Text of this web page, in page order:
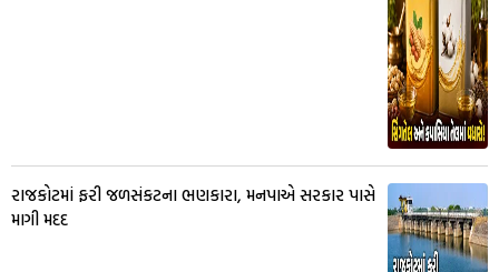
રાજકોટમાં ફરી જળસંકટના ભણકારા, મનપાએ સરકાર પાસે
માગી મદદ